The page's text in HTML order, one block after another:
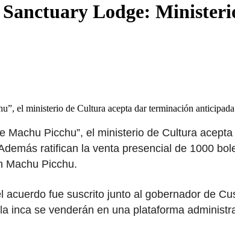
Lodge:
el ministerio de Cultura acepta dar terminación
Machu Picchu”, el ministerio de Cultura
ratifican la venta presencial de 1000
Machu Picchu.
fue suscrito junto al gobernador de
inca se venderán en una plataforma